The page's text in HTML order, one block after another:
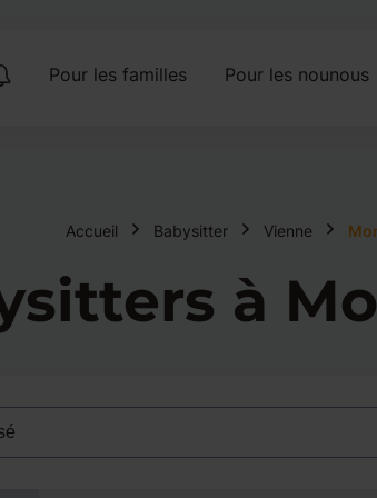
Pour les familles Pour les nounous
Accueil Babysitter Vienne
à